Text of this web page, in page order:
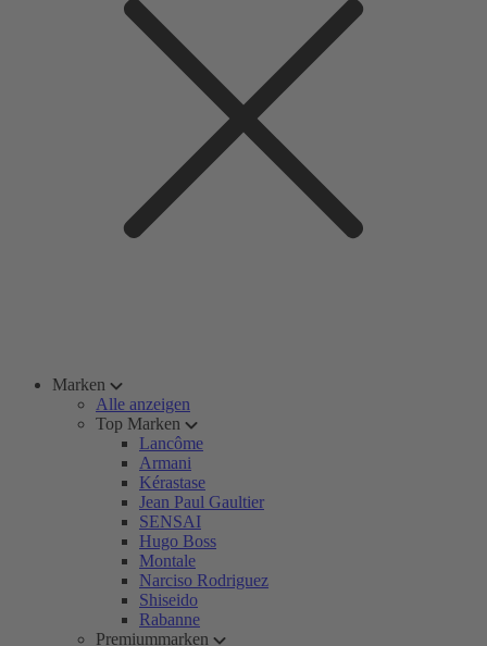
Marken
Alle anzeigen
Top Marken
Lancôme
Armani
Kérastase
Jean Paul Gaultier
SENSAI
Hugo Boss
Montale
Narciso Rodriguez
Shiseido
Rabanne
Premiummarken